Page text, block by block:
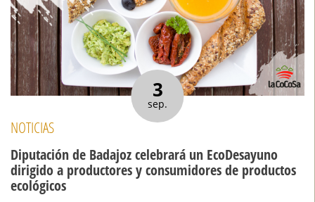
3
sep.
NOTICIAS
Diputación de Badajoz celebrará un EcoDesayuno
dirigido a productores y consumidores de productos
ecológicos